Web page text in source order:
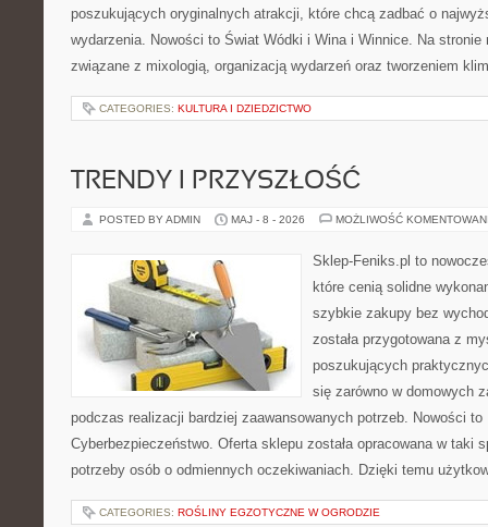
poszukujących oryginalnych atrakcji, które chcą zadbać o
wydarzenia. Nowości to Świat Wódki i Wina i Winnice. Na
związane z mixologią, organizacją wydarzeń oraz tworzeniem
CATEGORIES: KULTURA I DZIEDZICTWO
TRENDY I PRZYSZŁOŚĆ
POSTED BY ADMIN MAJ - 8 - 2026 MOŻLIWOŚĆ
Sklep-Feniks.pl to
które cenią solidne
szybkie zakupy bez
została przygotowana z
poszukujących
się zarówno w domowych
podczas realizacji bardziej zaawansowanych potrzeb. Nowości to
Cyberbezpieczeństwo. Oferta sklepu została opracowana w taki
potrzeby osób o odmiennych oczekiwaniach. Dzięki temu
CATEGORIES: ROŚLINY EGZOTYCZNE W OGRODZIE